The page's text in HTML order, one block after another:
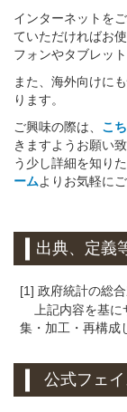
インターネットを
ていただければお
フォンやタブレッ
また、海外向けに
ります。
ご興味の際は、 こ
きますようお願い
う少し詳細を知り
ームよりお気軽に
出典、定義
[1] 政府統計の総
上記内容を基に
集・加工・再構成
公式フェ